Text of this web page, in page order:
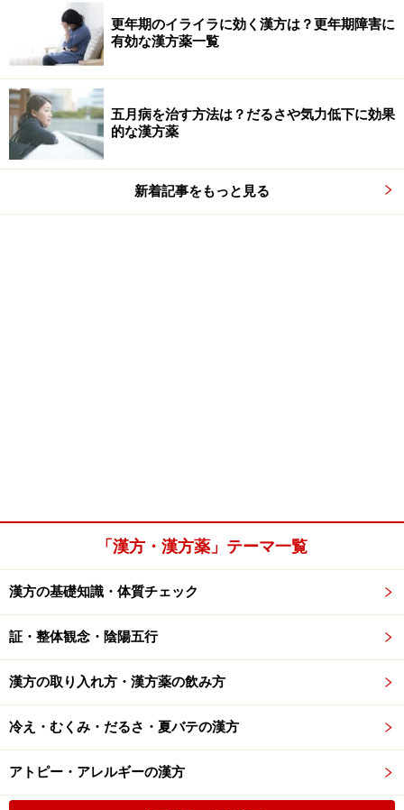
更年期のイライラに効く漢方は？更年期障害に
有効な漢方薬一覧
五月病を治す方法は？だるさや気力低下に効果
的な漢方薬
新着記事をもっと見る
「漢方・漢方薬」テーマ一覧
漢方の基礎知識・体質チェック
証・整体観念・陰陽五行
漢方の取り入れ方・漢方薬の飲み方
冷え・むくみ・だるさ・夏バテの漢方
アトピー・アレルギーの漢方